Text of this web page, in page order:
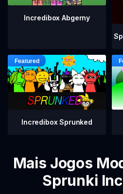
Incredibox Abgerny
Incredibox Sprunked
Mais Jogos
Sprunki